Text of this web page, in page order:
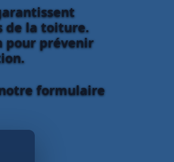
de la toiture.
pour prévenir
formulaire